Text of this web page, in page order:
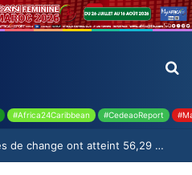
#Africa24Caribbean #CedeaoReport
Côte d’Ivoire : les réserves de change ont atteint 56,29 milliards USD en juillet